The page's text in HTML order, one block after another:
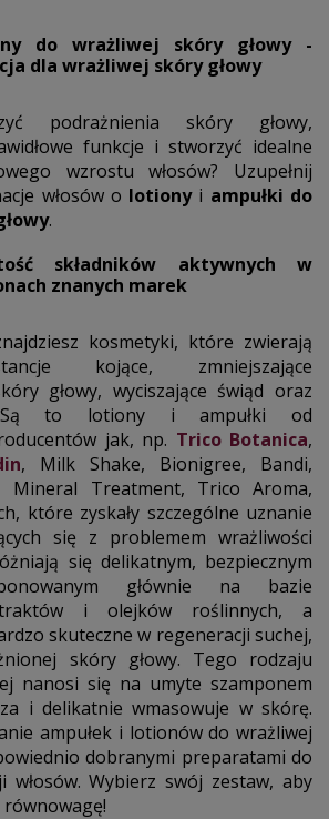
do wrażliwej skóry głowy -
dla wrażliwej skóry głowy
podrażnienia skóry głowy,
funkcje i stworzyć idealne
wzrostu włosów? Uzupełnij
włosów o lotionyi ampułki do
.
składników aktywnych w
znanych marek
kosmetyki, które zwierają
kojące, zmniejszające
głowy, wyciszające świąd oraz
Są to lotiony i ampułki od
jak, np. Trico Botanica,
, Milk Shake, Bionigree, Bandi,
Mineral Treatment, Trico Aroma,
które zyskały szczególne uznanie
się z problemem wrażliwości
się delikatnym, bezpiecznym
głównie na bazie
i olejków roślinnych, a
skuteczne w regeneracji suchej,
skóry głowy. Tego rodzaju
nanosi się na umyte szamponem
i delikatnie wmasowuje w skórę.
ampułek i lotionów do wrażliwej
dobranymi preparatami do
włosów. Wybierz swój zestaw, aby